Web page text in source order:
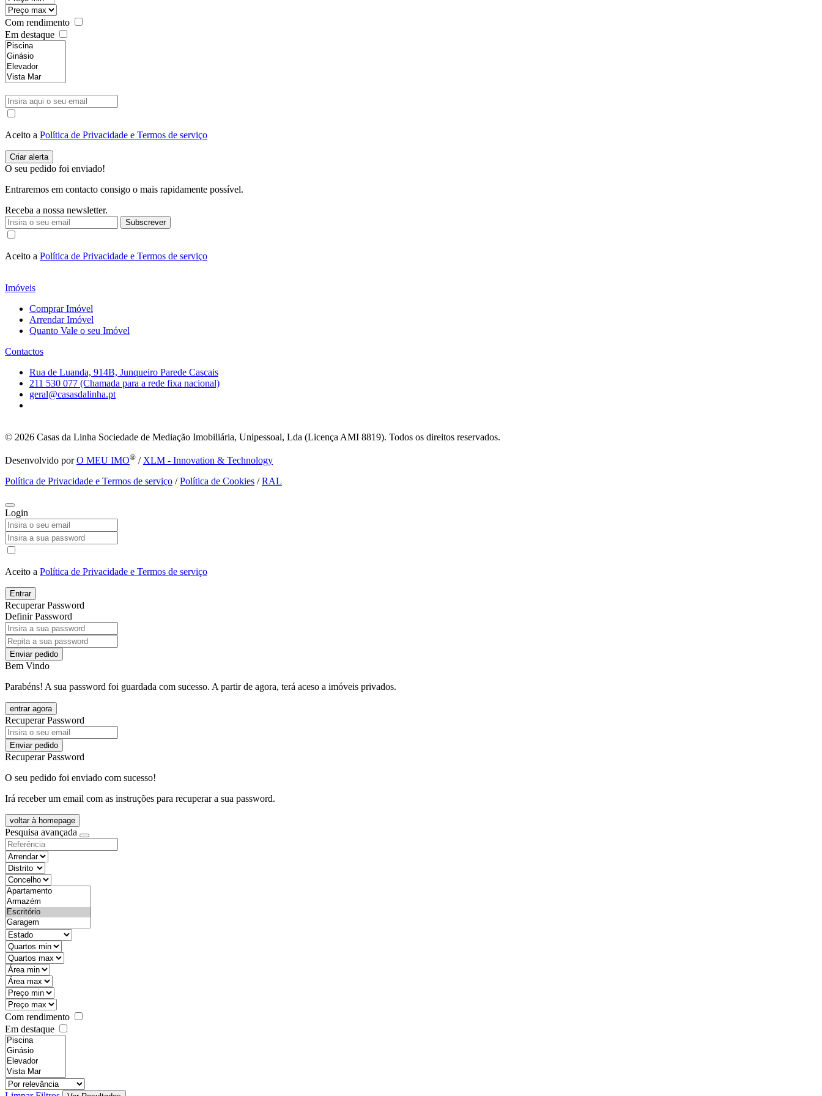
Com rendimento
Em destaque
Aceito a Política de Privacidade e Termos de serviço
O seu pedido foi enviado!
Entraremos em contacto consigo o mais rapidamente possível.
Receba a nossa newsletter.
Subscrever
Aceito a Política de Privacidade e Termos de serviço
Imóveis
Comprar Imóvel
Arrendar Imóvel
Quanto Vale o seu Imóvel
Contactos
Rua de Luanda, 914B, Junqueiro Parede Cascais
211 530 077 (Chamada para a rede fixa nacional)
geral@casasdalinha.pt
© 2026 Casas da Linha Sociedade de Mediação Imobiliária, Unipessoal, Lda (Licença AMI 8819). Todos os direitos reservados.
Desenvolvido porO MEU IMO® / XLM - Innovation & Technology
Política de Privacidade e Termos de serviço /Política de Cookies /RAL
Login
Aceito a Política de Privacidade e Termos de serviço
Entrar
Recuperar Password
Definir Password
Enviar pedido
Bem Vindo
Parabéns! A sua password foi guardada com sucesso. A partir de agora, terá aceso a imóveis privados.
entrar agora
Recuperar Password
Enviar pedido
Recuperar Password
O seu pedido foi enviado com sucesso!
Irá receber um email com as instruções para recuperar a sua password.
voltar à homepage
Pesquisa avançada
objective
districtId
countyId
types
state
mintypo
maxtypo
minarea
maxarea
minprice
maxprice
Com rendimento
Em destaque
features
realestateOrder